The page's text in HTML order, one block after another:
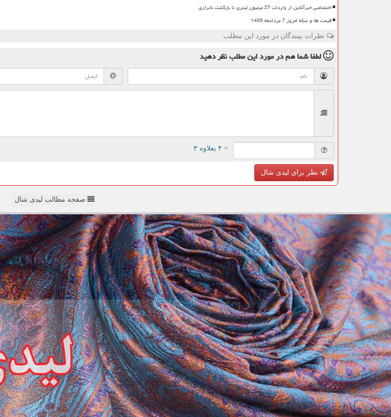
اختصاصی خبرآنلاین از واردات 27 میلیون لیتری تا بازگشت ناترازی
قیمت طلا و سکه امروز 7 مردادماه 1405
نظرات بینندگان در مورد این مطلب
لطفا شما همدر مورد این مطلبنظر دهید
= ۴ بعلاوه ۳
نظر برای لیدی شال
صفحه مطالب لیدی شال